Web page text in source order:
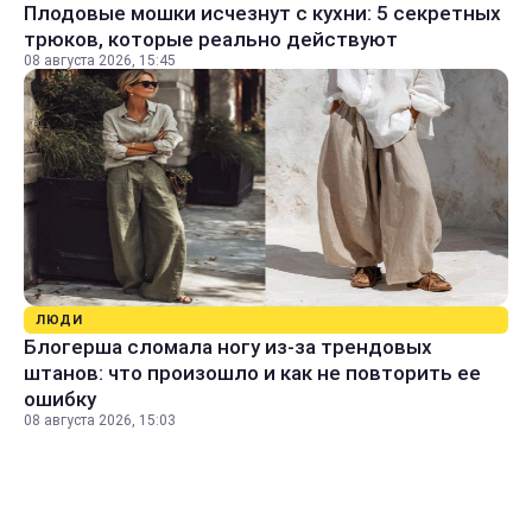
Плодовые мошки исчезнут с кухни: 5 секретных
трюков, которые реально действуют
08 августа 2026, 15:45
ЛЮДИ
Блогерша сломала ногу из-за трендовых
штанов: что произошло и как не повторить ее
ошибку
08 августа 2026, 15:03